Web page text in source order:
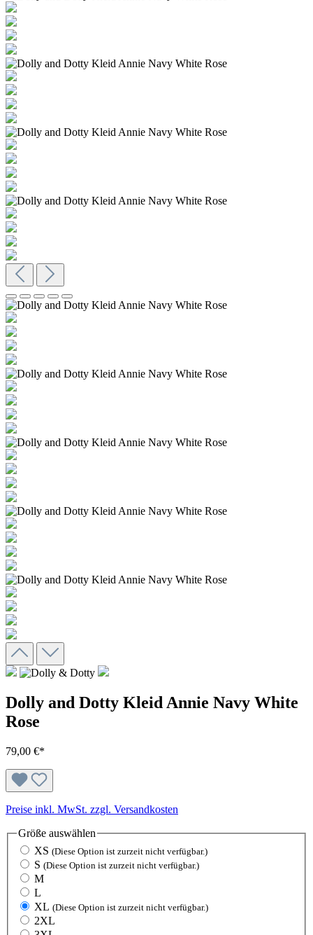
Dolly and Dotty Kleid Annie Navy White
Rose
79,00 €*
Preise inkl. MwSt. zzgl. Versandkosten
Größe auswählen
XS (Diese Option ist zurzeit nicht verfügbar.)
S (Diese Option ist zurzeit nicht verfügbar.)
M
L
XL (Diese Option ist zurzeit nicht verfügbar.)
2XL